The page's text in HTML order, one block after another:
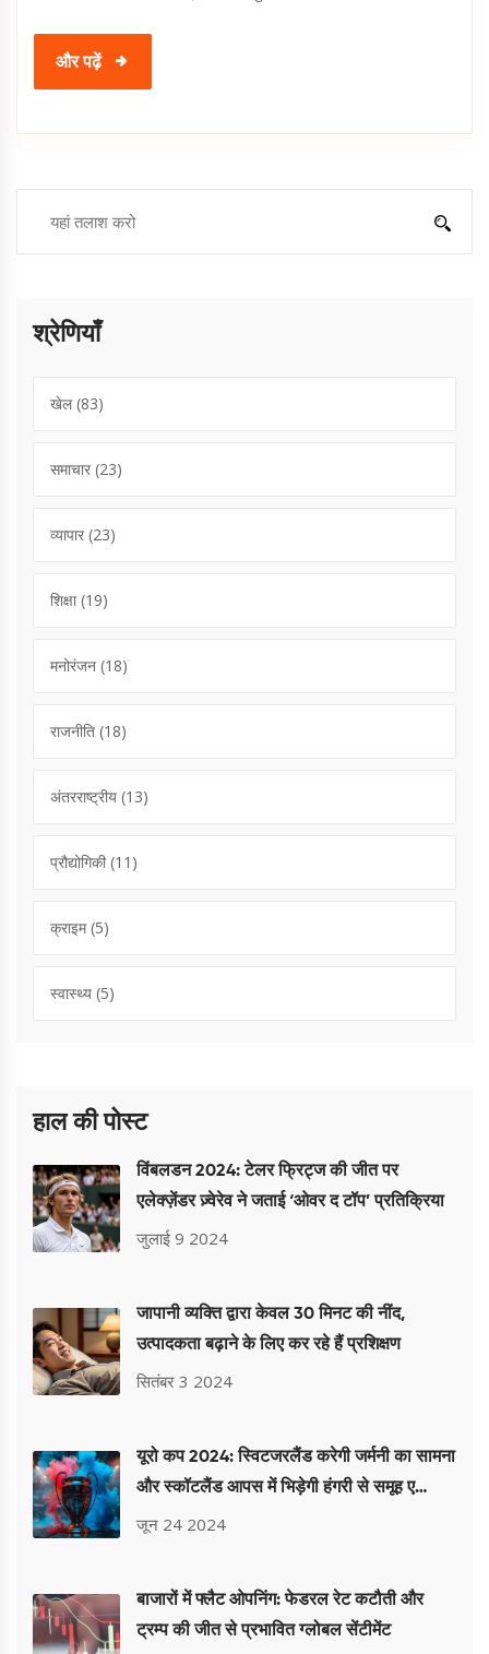
और पढ़ें
श्रेणियाँ
खेल(83)
समाचार (23)
व्यापार (23)
शिक्षा(19)
मनोरंजन (18)
राजनीति (18)
अंतरराष्ट्रीय (13)
प्रौद्योगिकी(11)
क्राइम(5)
स्वास्थ्य (5)
हाल की पोस्ट
विंबलडन 2024: टेलर फ्रिट्ज की जीत पर
एलेक्ज़ेंडर ज़्वेरेव ने जताई ‘ओवर द टॉप’ प्रतिक्रिया
जुलाई 9 2024
जापानी व्यक्ति द्वारा केवल 30 मिनट की नींद,
उत्पादकता बढ़ाने के लिए कर रहे हैं प्रशिक्षण
सितंबर 3 2024
यूरो कप 2024: स्विटजरलैंड करेगी जर्मनी का सामना
और स्कॉटलैंड आपस में भिड़ेगी हंगरी से समूह ए
मुकाबलों में
जून 24 2024
बाजारों में फ्लैट ओपनिंग: फेडरल रेट कटौती और
ट्रम्प की जीत से प्रभावित ग्लोबल सेंटीमेंट